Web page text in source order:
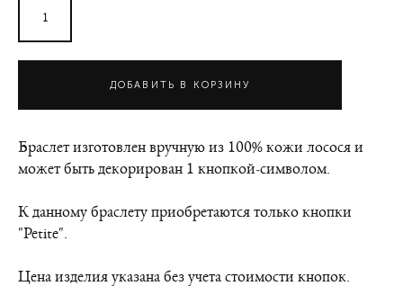
ДОБАВИТЬ В КОРЗИНУ
Браслет изготовлен вручную из 100% кожи лосося и
может быть декорирован 1 кнопкой-символом.
К данному браслету приобретаются только кнопки
"Petite".
Цена изделия указана без учета стоимости кнопок.